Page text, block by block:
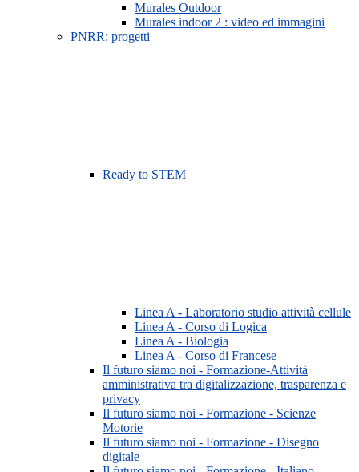
Murales Outdoor
Murales indoor 2 : video ed immagini
PNRR: progetti
Ready to STEM
Linea A - Laboratorio studio attività cellule
Linea A - Corso di Logica
Linea A - Biologia
Linea A - Corso di Francese
Il futuro siamo noi - Formazione-Attività
amministrativa tra digitalizzazione, trasparenza e
privacy
Il futuro siamo noi - Formazione - Scienze
Motorie
Il futuro siamo noi - Formazione - Disegno
digitale